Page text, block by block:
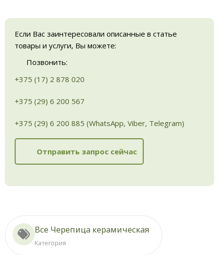
Если Вас заинтересовали описанные в статье
товары и услуги, Вы можете:
Позвонить:
+375 (17) 2 878 020
+375 (29) 6 200 567
+375 (29) 6 200 885 (WhatsApp, Viber, Telegram)
Отправить запрос сейчас
Все Черепица керамическая
Категория